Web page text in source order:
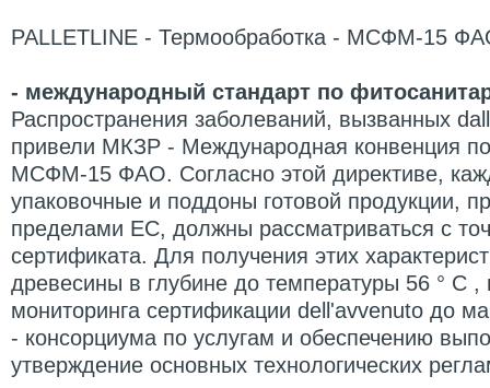
PALLETLINE - Термообработка - МСФМ-15
- международный стандарт по
Распространения заболеваний, вызванных
привели МКЗР - Международная конвенция
МСФМ-15 ФАО. Согласно этой директиве,
упаковочные и поддоны готовой продукции,
пределами ЕС, должны рассматриваться с
сертификата. Для получения этих
древесины в глубине до температуры 56 ° C ,
мониторинга сертификации dell'avvenuto до
- консорциума по услугам и обеспечению
утверждение основных технологических